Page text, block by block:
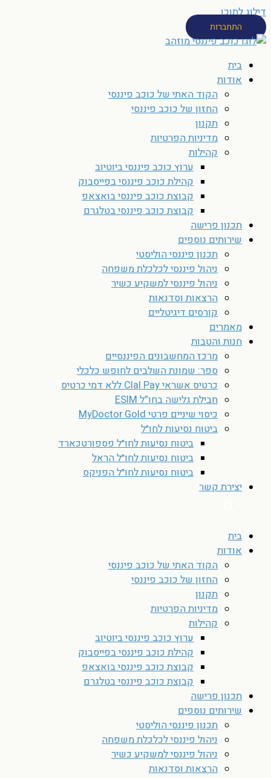
דילוג לתוכן
התחברות
בית
אודות
הקוד האתי של כוכב פיננסי
החזון של כוכב פיננסי
תקנון
מדיניות הפרטיות
קהילות
ערוץ כוכב פיננסי ביוטיוב
קהילת כוכב פיננסי בפייסבוק
קבוצת כוכב פיננסי בואצאפ
קבוצת כוכב פיננסי בטלגרם
תכנון פרישה
שירותים נוספים
תכנון פיננסי הוליסטי
ניהול פיננסי לכלכלת משפחה
ניהול פיננסי למשקיע כשיר
הרצאות וסדנאות
קורסים דיגיטליים
מאמרים
חנות והטבות
מרכז המחשבונים הפיננסיים
ספר: שמונת השלבים לחופש כלכלי
כרטיס אשראי Clal Pay ללא דמי כרטיס
חבילת גלישה בחו”ל ESIM
כיסוי שיניים פרטי MyDoctor Gold
ביטוח נסיעות לחו״ל
ביטוח נסיעות לחו״ל פספורטכארד
ביטוח נסיעות לחו״ל הראל
ביטוח נסיעות לחו״ל הפניקס
יצירת קשר
בית
אודות
הקוד האתי של כוכב פיננסי
החזון של כוכב פיננסי
תקנון
מדיניות הפרטיות
קהילות
ערוץ כוכב פיננסי ביוטיוב
קהילת כוכב פיננסי בפייסבוק
קבוצת כוכב פיננסי בואצאפ
קבוצת כוכב פיננסי בטלגרם
תכנון פרישה
שירותים נוספים
תכנון פיננסי הוליסטי
ניהול פיננסי לכלכלת משפחה
ניהול פיננסי למשקיע כשיר
הרצאות וסדנאות